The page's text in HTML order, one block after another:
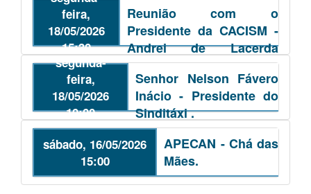
feira,
18/05/2026
15:30
Reunião com o
Presidente da CACISM -
Andrei de Lacerda
Nunes.
segunda-
feira,
18/05/2026
10:00
Senhor Nelson Fávero
Inácio - Presidente do
Sinditáxi .
sábado, 16/05/2026
15:00
APECAN - Chá das
Mães.